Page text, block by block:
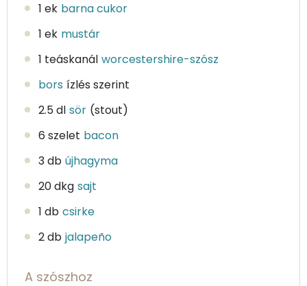
1 ek barna cukor
1 ek mustár
1 teáskanál worcestershire-szósz
bors ízlés szerint
2.5 dl sör (stout)
6 szelet bacon
3 db újhagyma
20 dkg sajt
1 db csirke
2 db jalapeño
A szószhoz